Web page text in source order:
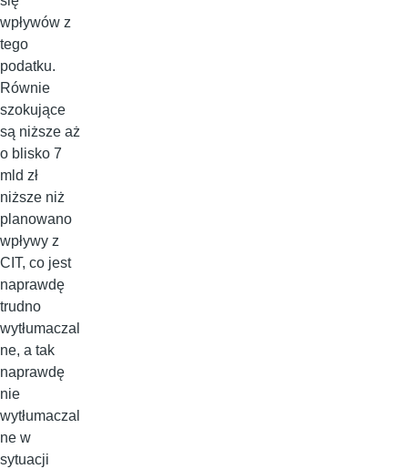
wpływów z
tego
podatku.
Równie
szokujące
są niższe aż
o blisko 7
mld zł
niższe niż
planowano
wpływy z
CIT, co jest
naprawdę
trudno
wytłumaczal
ne, a tak
naprawdę
nie
wytłumaczal
ne w
sytuacji